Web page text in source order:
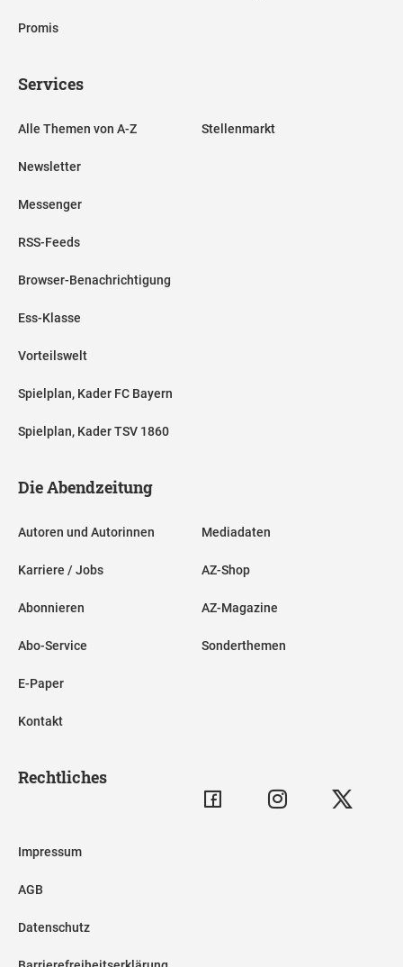
Promis
Services
Alle Themen von A-Z
Newsletter
Messenger
RSS-Feeds
Browser-Benachrichtigung
Ess-Klasse
Vorteilswelt
Spielplan, Kader FC Bayern
Spielplan, Kader TSV 1860
Stellenmarkt
Die Abendzeitung
Autoren und Autorinnen
Karriere / Jobs
Abonnieren
Abo-Service
E-Paper
Kontakt
Mediadaten
AZ-Shop
AZ-Magazine
Sonderthemen
Rechtliches
Impressum
AGB
Datenschutz